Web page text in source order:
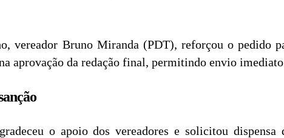
vereador Bruno Miranda (PDT), reforçou o pedido
aprovação da redação final, permitindo envio
o apoio dos vereadores e solicitou